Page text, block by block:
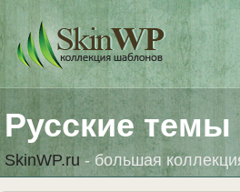
Русские
SkinWP.ru- большая